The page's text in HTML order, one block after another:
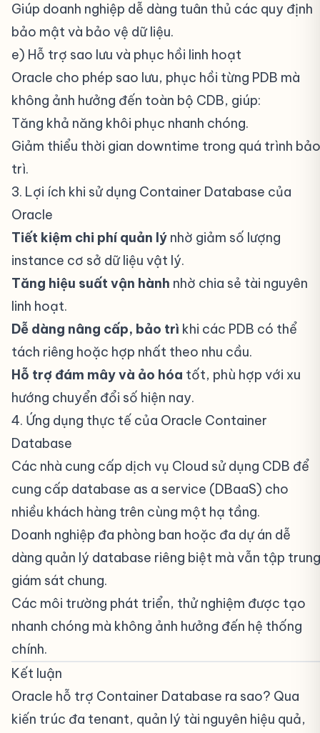
Giúp doanh nghiệp dễ dàng tuân thủ các quy định
bảo mật và bảo vệ dữ liệu.
e) Hỗ trợ sao lưu và phục hồi linh hoạt
Oracle cho phép sao lưu, phục hồi từng PDB mà
không ảnh hưởng đến toàn bộ CDB, giúp:
Tăng khả năng khôi phục nhanh chóng.
Giảm thiểu thời gian downtime trong quá trình bảo
trì.
3. Lợi ích khi sử dụng Container Database của
Oracle
Tiết kiệm chi phí quản lý nhờ giảm số lượng
instance cơ sở dữ liệu vật lý.
Tăng hiệu suất vận hành nhờ chia sẻ tài nguyên
linh hoạt.
Dễ dàng nâng cấp, bảo trì khi các PDB có thể
tách riêng hoặc hợp nhất theo nhu cầu.
Hỗ trợ đám mây và ảo hóa tốt, phù hợp với xu
hướng chuyển đổi số hiện nay.
4. Ứng dụng thực tế của Oracle Container
Database
Các nhà cung cấp dịch vụ Cloud sử dụng CDB để
cung cấp database as a service (DBaaS) cho
nhiều khách hàng trên cùng một hạ tầng.
Doanh nghiệp đa phòng ban hoặc đa dự án dễ
dàng quản lý database riêng biệt mà vẫn tập trung
giám sát chung.
Các môi trường phát triển, thử nghiệm được tạo
nhanh chóng mà không ảnh hưởng đến hệ thống
chính.
Kết luận
Oracle hỗ trợ Container Database ra sao? Qua
kiến trúc đa tenant, quản lý tài nguyên hiệu quả,